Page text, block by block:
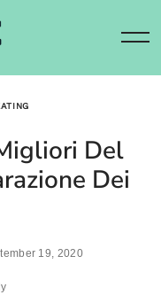
Del
Dei
19, 2020